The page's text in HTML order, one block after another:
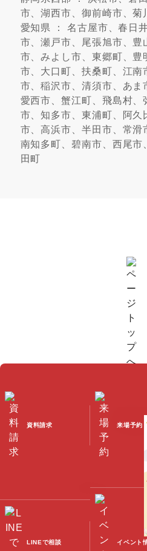
市、湖西市、御前崎市、菊
愛知県 ： 名古屋市、春日
市、瀬戸市、尾張旭市、豊
市、みよし市、東郷町、豊
市、大口町、扶桑町、江南
市、稲沢市、清須市、あま
愛西市、蟹江町、飛島村、
市、知多市、東浦町、阿久
市、高浜市、半田市、常滑
南知多町、碧南市、西尾市
田町
©2023 Nattoku
資料請求 来場予約
LINEで相談 イベント